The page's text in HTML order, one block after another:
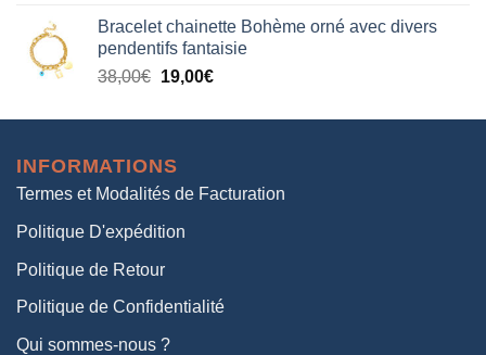
initial
était :
38,00€.
actuel
est :
19,00€.
Bracelet chainette Bohème orné avec divers
pendentifs fantaisie
38,00€ Le
initial
38,00€.
19,00€Le
actuel
INFORMATIONS
Termes et Modalités de Facturation
Politique D'expédition
Politique de Retour
Politique de Confidentialité
Qui sommes-nous ?